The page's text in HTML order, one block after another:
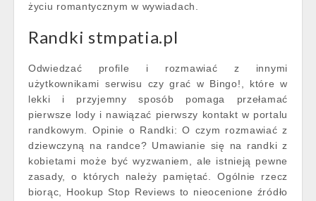
życiu romantycznym w wywiadach.
Randki stmpatia.pl
Odwiedzać profile i rozmawiać z innymi
użytkownikami serwisu czy grać w Bingo!, które w
lekki i przyjemny sposób pomaga przełamać
pierwsze lody i nawiązać pierwszy kontakt w portalu
randkowym. Opinie o Randki: O czym rozmawiać z
dziewczyną na randce? Umawianie się na randki z
kobietami może być wyzwaniem, ale istnieją pewne
zasady, o których należy pamiętać. Ogólnie rzecz
biorąc, Hookup Stop Reviews to nieocenione źródło